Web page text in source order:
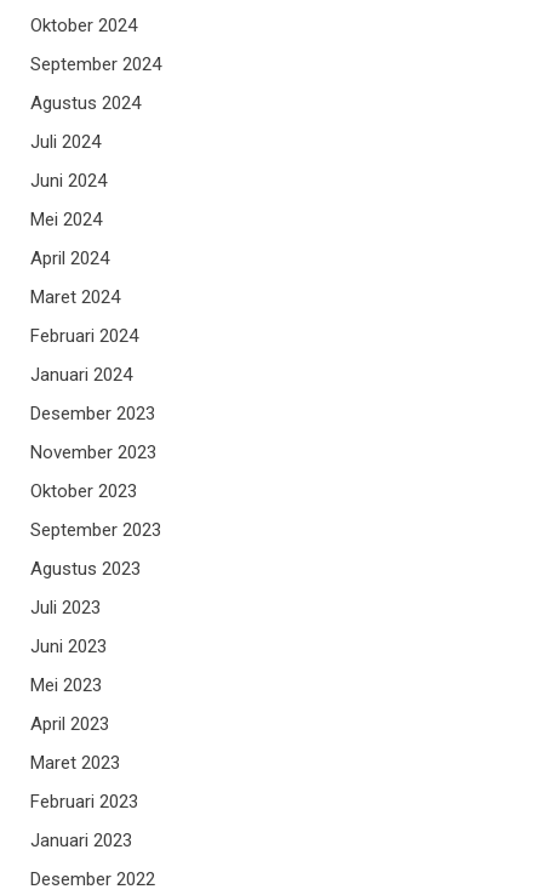
Oktober 2024
September 2024
Agustus 2024
Juli 2024
Juni 2024
Mei 2024
April 2024
Maret 2024
Februari 2024
Januari 2024
Desember 2023
November 2023
Oktober 2023
September 2023
Agustus 2023
Juli 2023
Juni 2023
Mei 2023
April 2023
Maret 2023
Februari 2023
Januari 2023
Desember 2022